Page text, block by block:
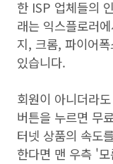
한 ISP 업체들의
래는 익스플로러
지, 크롬, 파이어
있습니다.
회원이 아니더라
버튼을 누르면 무
터넷 상품의 속도
한다면 맨 우측 '